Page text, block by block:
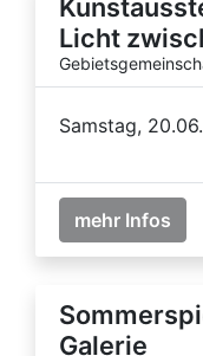
Licht
Samstag,
mehr Infos
Galerie